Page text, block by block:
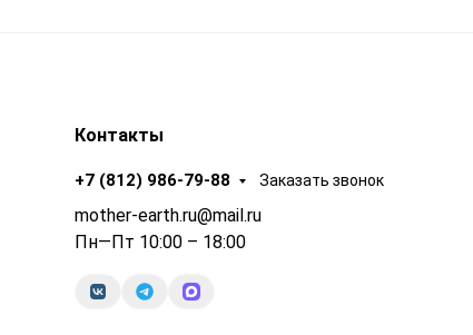
Контакты
+7 (812) 986-79-88 Заказать звонок
mother-earth.ru@mail.ru
Пн—Пт 10:00 – 18:00